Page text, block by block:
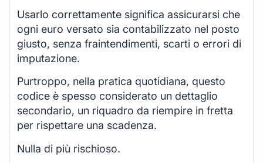
Usarlo correttamente significa assicurarsi che
ogni euro versato sia contabilizzato nel posto
giusto, senza fraintendimenti, scarti o errori di
imputazione.
Purtroppo, nella pratica quotidiana, questo
codice è spesso considerato un dettaglio
secondario, un riquadro da riempire in fretta
per rispettare una scadenza.
Nulla di più rischioso.